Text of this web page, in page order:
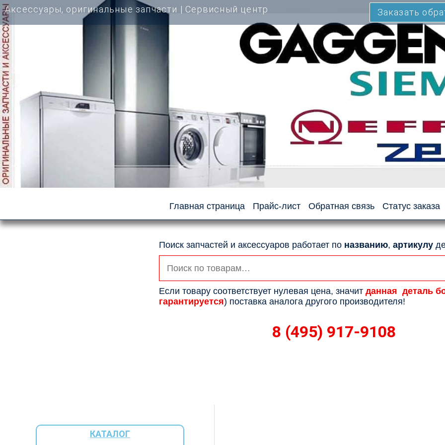
Перейти
к
содержимому
Аксессуары, оригинальные запчасти | Cервисный центр Заказать
Главная страница Прайс-лист Обратная связь Статус заказа
Поиск запчастей и аксессуаров работает по названию, артикулу
Если товару соответствует нулевая цена, значит данная деталь
гарантируется) поставка аналога другого производителя!
8 (495) 917-9108
КАТАЛОГ